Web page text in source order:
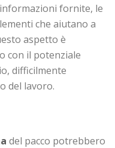
fornite, le
che aiutano a
aspetto è
con il potenziale
difficilmente
del lavoro.
del pacco potrebbero